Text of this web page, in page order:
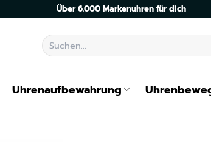
Über 6.000 Markenuhren für dich
Suchen
nach:
Uhrenaufbewahrung